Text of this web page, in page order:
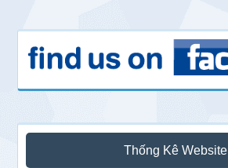
Thống Kê Website